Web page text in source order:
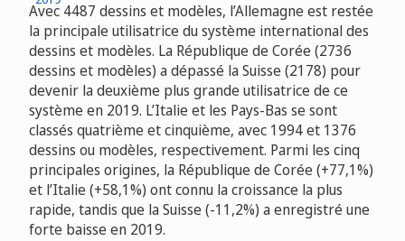
Avec 4487 dessins et modèles, l’Allemagne est restée
la principale utilisatrice du système international des
dessins et modèles. La République de Corée (2736
dessins et modèles) a dépassé la Suisse (2178) pour
devenir la deuxième plus grande utilisatrice de ce
système en 2019. L’Italie et les Pays-Bas se sont
classés quatrième et cinquième, avec 1994 et 1376
dessins ou modèles, respectivement. Parmi les cinq
principales origines, la République de Corée (+77,1%)
et l’Italie (+58,1%) ont connu la croissance la plus
rapide, tandis que la Suisse (-11,2%) a enregistré une
forte baisse en 2019.